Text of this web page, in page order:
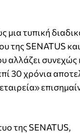
τυπική
της SENATUS
αλλάζει συνεχώς
30 χρόνια
της SENATUS,